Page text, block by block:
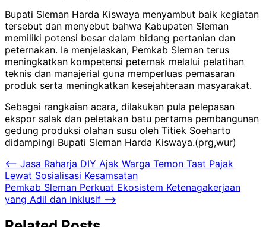
Bupati Sleman Harda Kiswaya menyambut baik kegiatan
tersebut dan menyebut bahwa Kabupaten Sleman
memiliki potensi besar dalam bidang pertanian dan
peternakan. Ia menjelaskan, Pemkab Sleman terus
meningkatkan kompetensi peternak melalui pelatihan
teknis dan manajerial guna memperluas pemasaran
produk serta meningkatkan kesejahteraan masyarakat.
Sebagai rangkaian acara, dilakukan pula pelepasan
ekspor salak dan peletakan batu pertama pembangunan
gedung produksi olahan susu oleh Titiek Soeharto
didampingi Bupati Sleman Harda Kiswaya.(prg,wur)
Navigasi
pos
⟵ Jasa Raharja DIY Ajak Warga Temon Taat Pajak
Lewat Sosialisasi Kesamsatan
Pemkab Sleman Perkuat Ekosistem Ketenagakerjaan
yang Adil dan Inklusif ⟶